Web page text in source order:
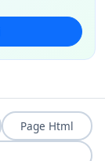
Page Html